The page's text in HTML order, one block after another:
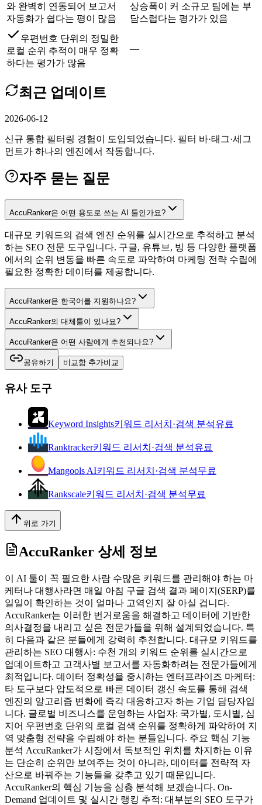
와 완벽히 연동되어 보고서
자동화가 쉽다는 평이 많음
상승폭이 커 소규모 팀에는 부
담스럽다는 평가가 있음
우편번호 단위의 정밀한
로컬 순위 추적이 매우 정확
하다는 평가가 많음
—
최근 업데이트
2026-06-12
신규 통합 필터링 경험이 도입되었습니다. 필터 바·태그·세그
먼트가 하나의 엔진에서 작동합니다.
자주 묻는 질문
AccuRanker은 어떤 용도로 쓰는 AI 툴인가요?
대규모 키워드의 검색 엔진 순위를 실시간으로 추적하고 분석
하는 SEO 전문 도구입니다. 구글, 유튜브, 빙 등 다양한 플랫폼
에서의 순위 변동을 빠른 속도로 파악하여 마케팅 전략 수립에
필요한 정확한 데이터를 제공합니다.
AccuRanker은 한국어를 지원하나요?
AccuRanker의 대체툴이 있나요?
AccuRanker은 어떤 사람에게 추천되나요?
공유하기 비교함 추가비교
유사 도구
Keyword Insights키워드 리서치·검색 분석유료
Ranktracker키워드 리서치·검색 분석유료
Mangools AI키워드 리서치·검색 분석무료
Rankscale키워드 리서치·검색 분석무료
위로 가기
AccuRanker 상세 정보
이 AI 툴이 꼭 필요한 사람 수많은 키워드를 관리해야 하는 마
케터나 대행사라면 매일 아침 구글 검색 결과 페이지(SERP)를
일일이 확인하는 것이 얼마나 고역인지 잘 아실 겁니다.
AccuRanker는 이러한 번거로움을 해결하고 데이터에 기반한
의사결정을 내리고 싶은 전문가들을 위해 설계되었습니다. 특
히 다음과 같은 분들에게 강력히 추천합니다. 대규모 키워드를
관리하는 SEO 대행사: 수천 개의 키워드 순위를 실시간으로
업데이트하고 고객사별 보고서를 자동화하려는 전문가들에게
최적입니다. 데이터 정확성을 중시하는 엔터프라이즈 마케터:
타 도구보다 압도적으로 빠른 데이터 갱신 속도를 통해 검색
엔진의 알고리즘 변화에 즉각 대응하고자 하는 기업 담당자입
니다. 글로벌 비즈니스를 운영하는 사업자: 국가별, 도시별, 심
지어 우편번호 단위의 로컬 검색 순위를 정확하게 파악하여 지
역 맞춤형 전략을 수립해야 하는 분들입니다. 주요 핵심 기능
분석 AccuRanker가 시장에서 독보적인 위치를 차지하는 이유
는 단순히 순위만 보여주는 것이 아니라, 데이터를 전략적 자
산으로 바꿔주는 기능들을 갖추고 있기 때문입니다.
AccuRanker의 핵심 기능을 심층 분석해 보겠습니다. On-
Demand 업데이트 및 실시간 랭킹 추적: 대부분의 SEO 도구가